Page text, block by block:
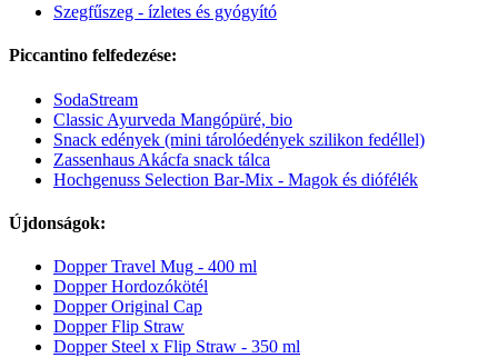
Szegfűszeg - ízletes és gyógyító
Piccantino felfedezése:
SodaStream
Classic Ayurveda Mangópüré, bio
Snack edények (mini tárolóedények szilikon fedéllel)
Zassenhaus Akácfa snack tálca
Hochgenuss Selection Bar-Mix - Magok és diófélék
Újdonságok:
Dopper Travel Mug - 400 ml
Dopper Hordozókötél
Dopper Original Cap
Dopper Flip Straw
Dopper Steel x Flip Straw - 350 ml